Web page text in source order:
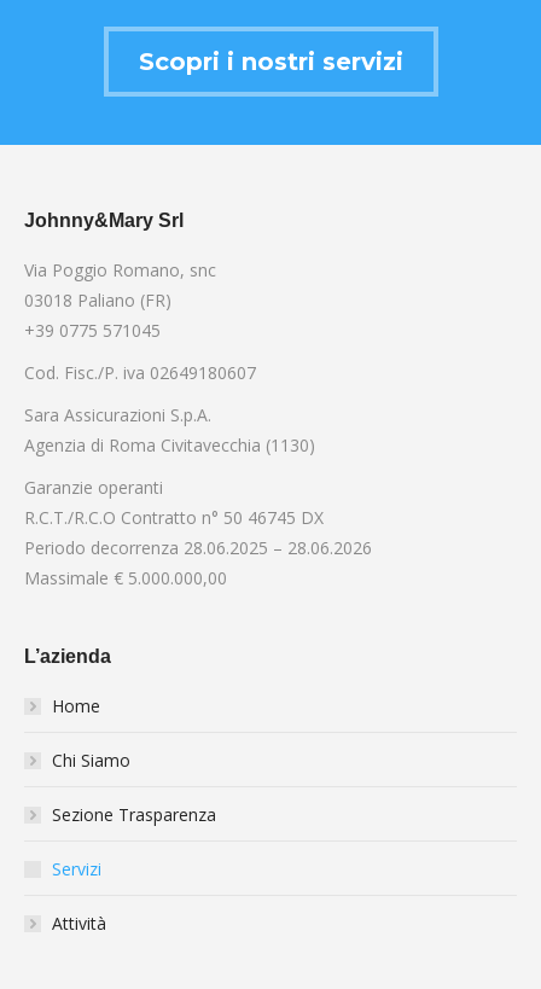
Scopri i nostri servizi
Johnny&Mary Srl
Via Poggio Romano, snc
03018 Paliano (FR)
+39 0775 571045
Cod. Fisc./P. iva 02649180607
Sara Assicurazioni S.p.A.
Agenzia di Roma Civitavecchia (1130)
Garanzie operanti
R.C.T./R.C.O Contratto n° 50 46745 DX
Periodo decorrenza 28.06.2025 – 28.06.2026
Massimale € 5.000.000,00
L’azienda
Home
Chi Siamo
Sezione Trasparenza
Servizi
Attività